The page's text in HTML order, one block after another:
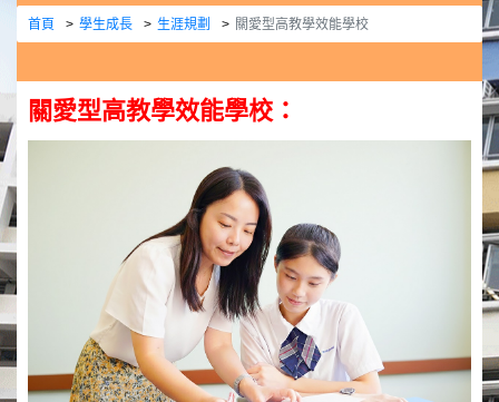
首頁 學生成長 生涯規劃 關愛型高教學效能學校
關愛型高教學效能學校：